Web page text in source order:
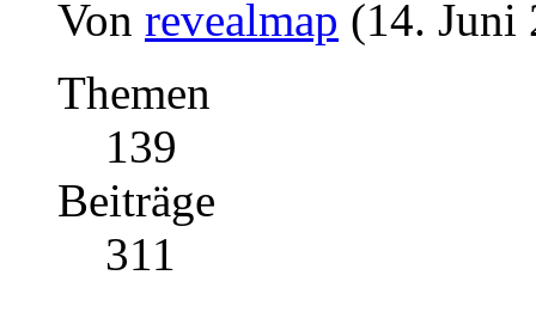
Von revealmap (14. Juni
Themen
139
Beiträge
311